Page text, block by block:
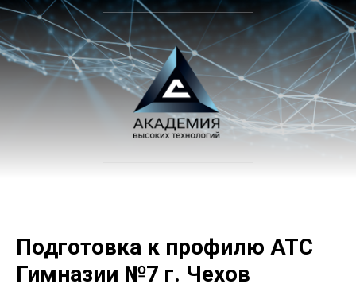
Подготовка к профилю АТС
Гимназии №7 г. Чехов